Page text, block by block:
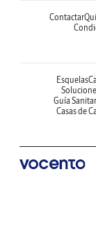
Contactar
Esquelas
Guía
Casas de